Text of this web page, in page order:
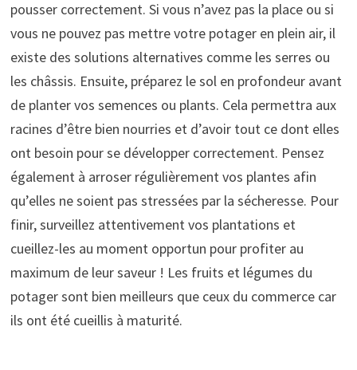
pousser correctement. Si vous n’avez pas la place ou si
vous ne pouvez pas mettre votre potager en plein air, il
existe des solutions alternatives comme les serres ou
les châssis. Ensuite, préparez le sol en profondeur avant
de planter vos semences ou plants. Cela permettra aux
racines d’être bien nourries et d’avoir tout ce dont elles
ont besoin pour se développer correctement. Pensez
également à arroser régulièrement vos plantes afin
qu’elles ne soient pas stressées par la sécheresse. Pour
finir, surveillez attentivement vos plantations et
cueillez-les au moment opportun pour profiter au
maximum de leur saveur ! Les fruits et légumes du
potager sont bien meilleurs que ceux du commerce car
ils ont été cueillis à maturité.